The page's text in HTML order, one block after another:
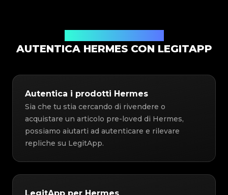
AUTENTICA HERMES CON LEGITAPP
Autentica i prodotti Hermes
Sia che tu stia cercando di rivendere o
acquistare un articolo pre-loved di Hermes,
possiamo aiutarti ad autenticare e rilevare
repliche su LegitApp.